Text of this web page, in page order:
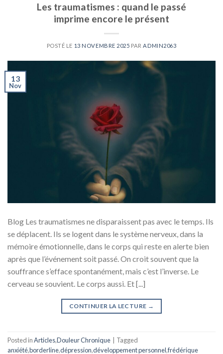
Les traumatismes : quand le passé
imprime encore le présent
POSTÉ LE 13 NOVEMBRE 2025 PARADMIN2063
13
Nov
Blog Les traumatismes ne disparaissent pas avec le temps. Ils
se déplacent. Ils se logent dans le système nerveux, dans la
mémoire émotionnelle, dans le corps qui reste en alerte bien
après que l’événement soit passé. On croit souvent que la
souffrance s’efface spontanément, mais c’est l’inverse. Le
cerveau se souvient. Le corps aussi. Et [...]
CONTINUER LA LECTURE →
Posted inArticles,Douleur Chronique
Tagged
anxiété,borderline,dépression,développement personnel,frédérique